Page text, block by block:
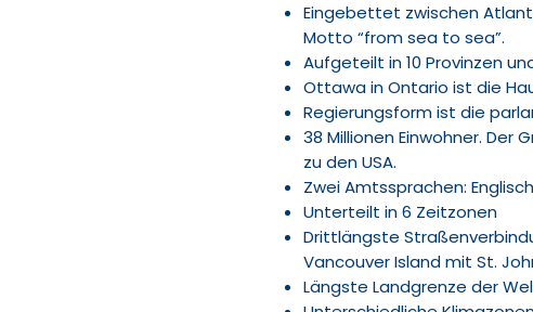
Eingebettet zwischen
Motto “from sea to sea”.
Aufgeteilt in 10 Provinzen
Ottawa in Ontario ist die
Regierungsform ist die
38 Millionen Einwohner.
zu den USA.
Zwei Amtssprachen:
Unterteilt in 6 Zeitzonen
Drittlängste
Vancouver Island mit St.
Längste Landgrenze der